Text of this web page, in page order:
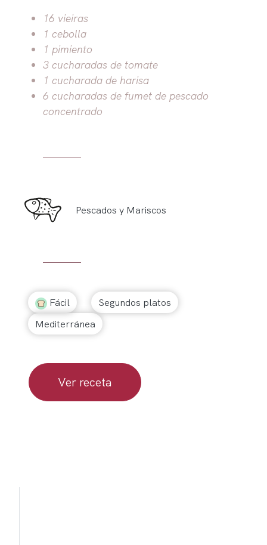
16 vieiras
1 cebolla
1 pimiento
3 cucharadas de tomate
1 cucharada de harisa
6 cucharadas de fumet de pescado
concentrado
Pescados y Mariscos
Fácil
Segundos platos
Mediterránea
Ver receta